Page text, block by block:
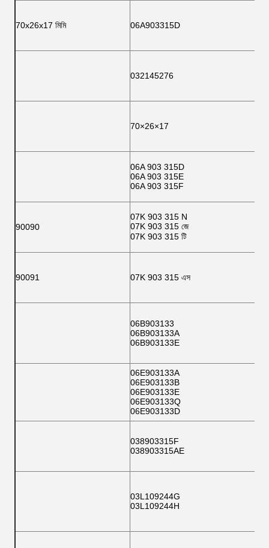
70x26x17 মিমি 06A903315D
032145276
70×26×17
06A 903 315D
06A 903 315E
06A 903 315F
90090
07K 903 315 N
07K 903 315 জে
07K 903 315 টি
90091 07K 903 315 এস
06B903133
06B903133A
06B903133E
06E903133A
06E903133B
06E903133E
06E903133Q
06E903133D
038903315F
038903315AE
03L109244G
03L109244H